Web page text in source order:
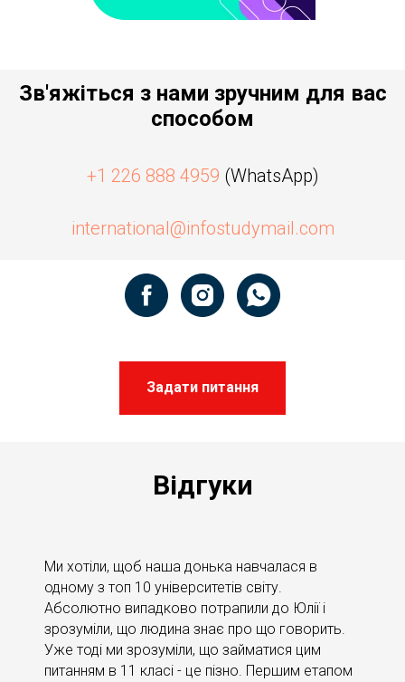
Зв'яжіться з нами зручним для вас
способом
+1 226 888 4959 (WhatsApp)
international@infostudymail.com
Задати питання
Відгуки
Ми хотіли, щоб наша донька навчалася в
одному з топ 10 університетів світу.
Абсолютно випадково потрапили до Юлії і
зрозуміли, що людина знає про що говорить.
Уже тоді ми зрозуміли, що займатися цим
питанням в 11 класі - це пізно. Першим етапом